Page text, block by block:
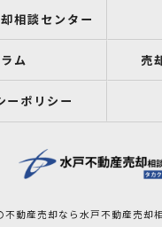
相談センター
ム 売
ーポリシー
動産売却なら水戸不動産売却